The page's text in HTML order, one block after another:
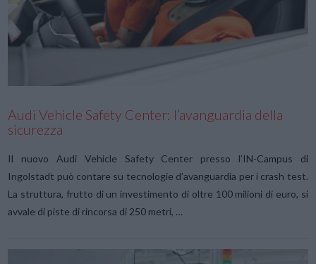
Audi Vehicle Safety Center: l’avanguardia della
sicurezza
Il nuovo Audi Vehicle Safety Center presso l’IN-Campus di
Ingolstadt può contare su tecnologie d’avanguardia per i crash test.
La struttura, frutto di un investimento di oltre 100 milioni di euro, si
avvale di piste di rincorsa di 250 metri, …